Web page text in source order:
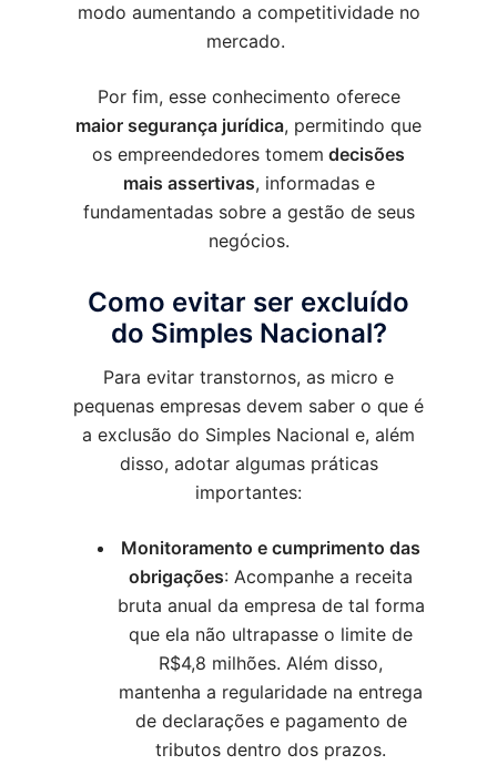
modo aumentando a competitividade no
mercado.
Por fim, esse conhecimento oferece
maior segurança jurídica, permitindo que
os empreendedores tomem decisões
mais assertivas, informadas e
fundamentadas sobre a gestão de seus
negócios.
Como evitar ser excluído
do Simples Nacional?
Para evitar transtornos, as micro e
pequenas empresas devem saber o que é
a exclusão do Simples Nacional e, além
disso, adotar algumas práticas
importantes:
Monitoramento e cumprimento das
obrigações: Acompanhe a receita
bruta anual da empresa de tal forma
que ela não ultrapasse o limite de
R$4,8 milhões. Além disso,
mantenha a regularidade na entrega
de declarações e pagamento de
tributos dentro dos prazos.